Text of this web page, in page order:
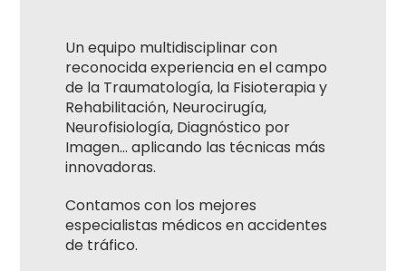
Un equipo multidisciplinar con
reconocida experiencia en el campo
de la Traumatología, la Fisioterapia y
Rehabilitación, Neurocirugía,
Neurofisiología, Diagnóstico por
Imagen… aplicando las técnicas más
innovadoras.
Contamos con los mejores
especialistas médicos en accidentes
de tráfico.